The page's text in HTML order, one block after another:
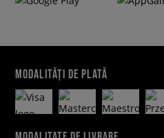
MODALITĂȚI DE PLATĂ